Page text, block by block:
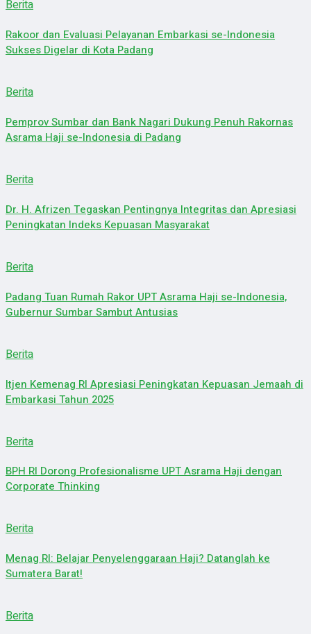
Berita
Rakoor dan Evaluasi Pelayanan Embarkasi se-Indonesia
Sukses Digelar di Kota Padang
Berita
Pemprov Sumbar dan Bank Nagari Dukung Penuh Rakornas
Asrama Haji se-Indonesia di Padang
Berita
Dr. H. Afrizen Tegaskan Pentingnya Integritas dan Apresiasi
Peningkatan Indeks Kepuasan Masyarakat
Berita
Padang Tuan Rumah Rakor UPT Asrama Haji se-Indonesia,
Gubernur Sumbar Sambut Antusias
Berita
Itjen Kemenag RI Apresiasi Peningkatan Kepuasan Jemaah di
Embarkasi Tahun 2025
Berita
BPH RI Dorong Profesionalisme UPT Asrama Haji dengan
Corporate Thinking
Berita
Menag RI: Belajar Penyelenggaraan Haji? Datanglah ke
Sumatera Barat!
Berita